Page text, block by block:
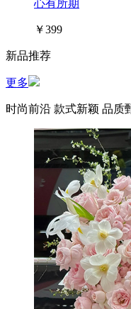
心有所期
￥399
新品推荐
更多
时尚前沿 款式新颖 品质